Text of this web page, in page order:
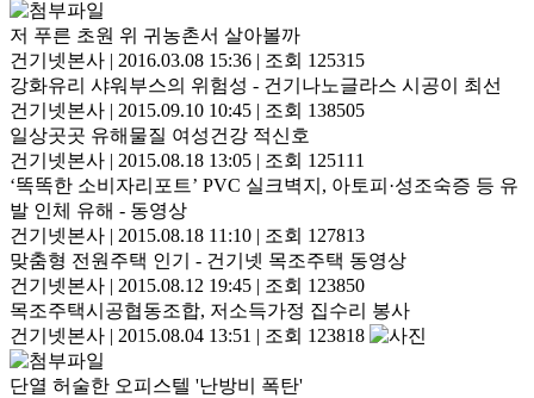
저 푸른 초원 위 귀농촌서 살아볼까
건기넷본사 | 2016.03.08 15:36 | 조회 125315
강화유리 샤워부스의 위험성 - 건기나노글라스 시공이 최선
건기넷본사 | 2015.09.10 10:45 | 조회 138505
일상곳곳 유해물질 여성건강 적신호
건기넷본사 | 2015.08.18 13:05 | 조회 125111
‘똑똑한 소비자리포트’ PVC 실크벽지, 아토피·성조숙증 등 유
발 인체 유해 - 동영상
건기넷본사 | 2015.08.18 11:10 | 조회 127813
맞춤형 전원주택 인기 - 건기넷 목조주택 동영상
건기넷본사 | 2015.08.12 19:45 | 조회 123850
목조주택시공협동조합, 저소득가정 집수리 봉사
건기넷본사 | 2015.08.04 13:51 | 조회 123818
단열 허술한 오피스텔 '난방비 폭탄'